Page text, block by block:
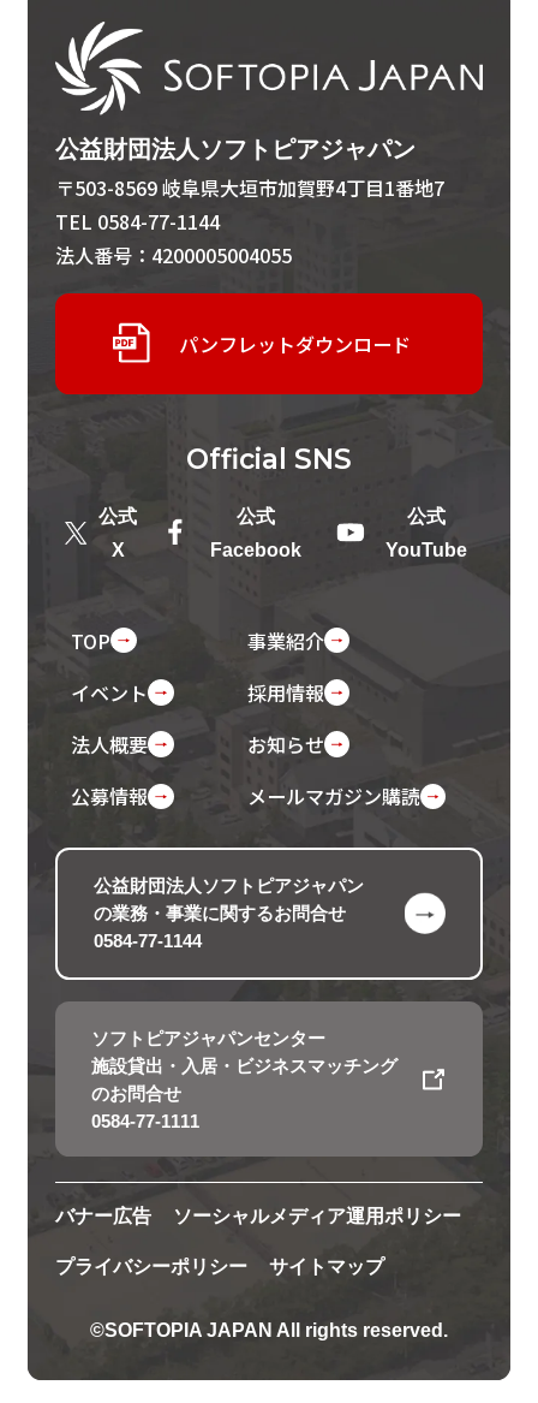
公益財団法人ソフトピアジャパン
〒503-8569 岐阜県大垣市加賀野4丁目1番地7
TEL 0584-77-1144
法人番号：4200005004055
パンフレットダウンロード
Official SNS
公式
X
公式
Facebook
公式
YouTube
TOP
事業紹介
イベント
採用情報
法人概要
お知らせ
公募情報
メールマガジン購読
公益財団法人ソフトピアジャパン
の業務・事業に関するお問合せ
0584-77-1144
ソフトピアジャパンセンター
施設貸出・入居・ビジネスマッチング
のお問合せ
0584-77-1111
©SOFTOPIA JAPAN All rights reserved.
バナー広告 ソーシャルメディア運用ポリシー
プライバシーポリシー サイトマップ